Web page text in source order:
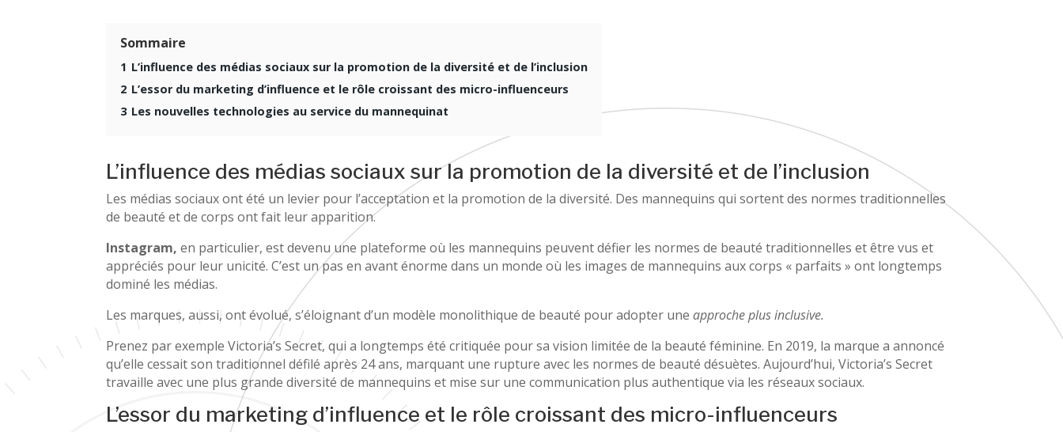
Sommaire
1 L’influence des médias sociaux sur la promotion de la diversité et de l’inclusion
2 L’essor du marketing d’influence et le rôle croissant des micro-influenceurs
3 Les nouvelles technologies au service du mannequinat
L’influence des médias sociaux sur la promotion de la diversité et de l’inclusion
Les médias sociaux ont été un levier pour l’acceptation et la promotion de la diversité. Des mannequins qui sortent des normes traditionnelles
de beauté et de corps ont fait leur apparition.
Instagram, en particulier, est devenu une plateforme où les mannequins peuvent défier les normes de beauté traditionnelles et être vus et
appréciés pour leur unicité. C’est un pas en avant énorme dans un monde où les images de mannequins aux corps « parfaits » ont longtemps
dominé les médias.
Les marques, aussi, ont évolué, s’éloignant d’un modèle monolithique de beauté pour adopter uneapproche plus inclusive.
Prenez par exemple Victoria’s Secret, qui a longtemps été critiquée pour sa vision limitée de la beauté féminine. En 2019, la marque a annoncé
qu’elle cessait son traditionnel défilé après 24 ans, marquant une rupture avec les normes de beauté désuètes. Aujourd’hui, Victoria’s Secret
travaille avec une plus grande diversité de mannequins et mise sur une communication plus authentique via les réseaux sociaux.
L’essor du marketing d’influence et le rôle croissant des micro-influenceurs